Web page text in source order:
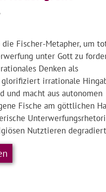
Fischer-Metapher, um
unter Gott zu
Denken als
glorifiziert irrationale
und macht aus autonomen
Fische am göttlichen
Nutztieren